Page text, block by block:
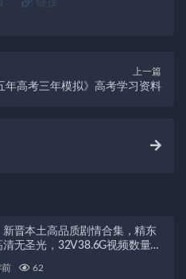
链接
上一篇
年高考三年模拟》高考学习资料
新晋本土高品质剧情合集，精东
无圣光，32V38.6G视频数量庞
前 62